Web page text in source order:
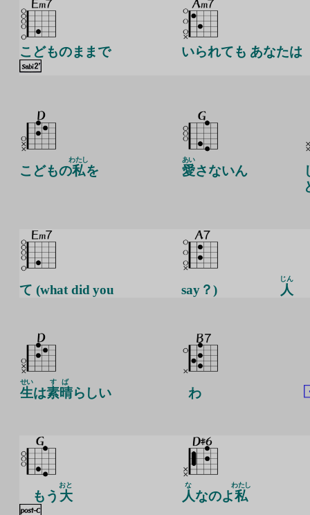
こどものままで いられても あなたは
こどもの私
わたし
を 愛
あい
さないん
て (what did you say？) 人
じん
生
せい
は素晴
すば
らしい わ
もう 大
おと
人
な
なのよ私
わたし